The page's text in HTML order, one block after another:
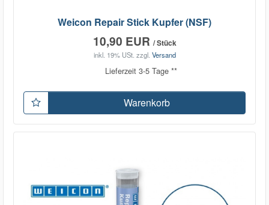
Weicon Repair Stick Kupfer (NSF)
10,90 EUR / Stück
inkl. 19% USt. zzgl. Versand
Lieferzeit 3-5 Tage **
Warenkorb